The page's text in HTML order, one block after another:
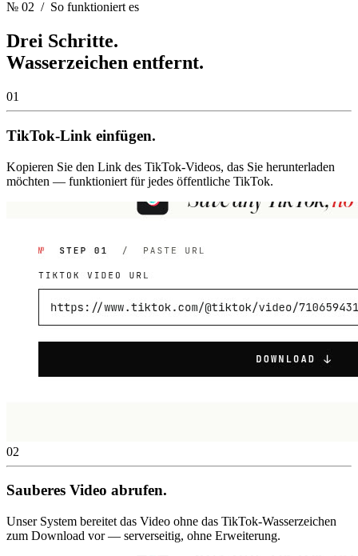
№ 02 / So funktioniert es
Drei Schritte.
Wasserzeichen entfernt.
01
TikTok-Link einfügen.
Kopieren Sie den Link des TikTok-Videos, das Sie herunterladen
möchten — funktioniert für jedes öffentliche TikTok.
02
Sauberes Video abrufen.
Unser System bereitet das Video ohne das TikTok-Wasserzeichen
zum Download vor — serverseitig, ohne Erweiterung.